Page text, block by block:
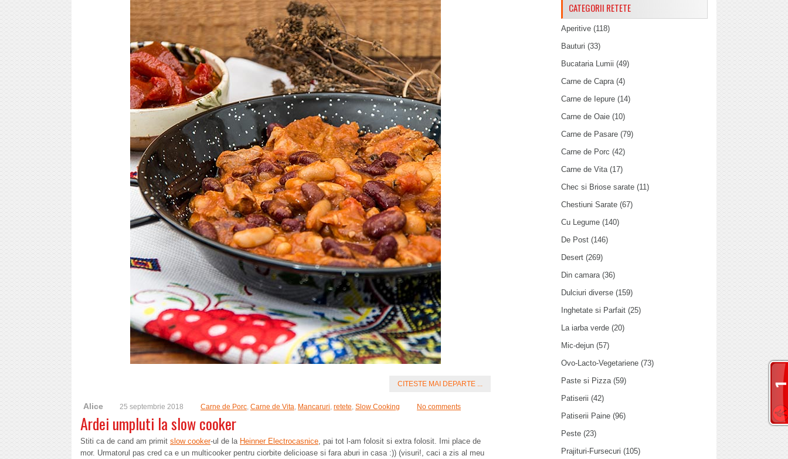
CITESTE MAI DEPARTE ...
Alice 25 septembrie 2018 Carne de Porc Carne de Vita Mancaruri retete Slow Cooking No comments
Ardei umpluti la slow cooker
Stiti ca de cand am primit slow cooker-ul de la Heinner Electrocasnice , pai tot l-am folosit si extra folosit. Imi place de
mor. Urmatorul pas cred ca e un multicooker pentru ciorbite delicioase si fara aburi in casa :)) (visuri!, caci a zis al meu
CATEGORII RETETE
Aperitive (118)
Bauturi (33)
Bucataria Lumii (49)
Carne de Capra(4)
Carne de Iepure (14)
Carne de Oaie (10)
Carne de Pasare (79)
Carne de Porc (42)
Carne de Vita(17)
Chec si Briose sarate (11)
Chestiuni Sarate (67)
Cu Legume (140)
De Post (146)
Desert (269)
Din camara(36)
Dulciuri diverse (159)
Inghetate si Parfait (25)
La iarba verde (20)
Mic-dejun (57)
Ovo-Lacto-Vegetariene (73)
Paste si Pizza(59)
Patiserii (42)
Patiserii Paine (96)
Peste (23)
Prajituri-Fursecuri (105)